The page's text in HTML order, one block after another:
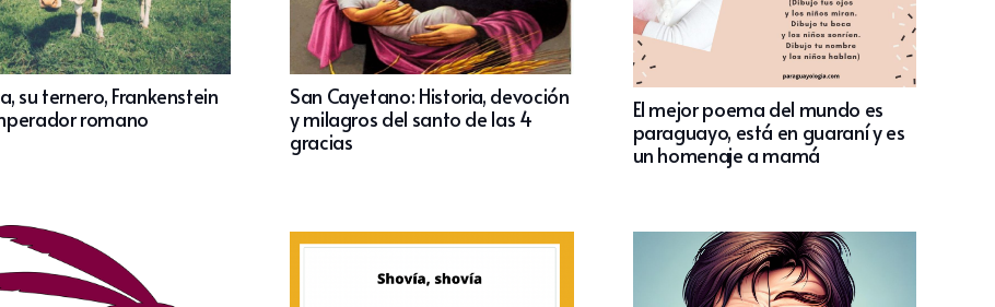
su ternero, Frankenstein
romano
San Cayetano: Historia, devoción
y milagros del santo de las 4
gracias
El mejor poema del mundo es
paraguayo, está en guaraní y es
un homenaje a mamá